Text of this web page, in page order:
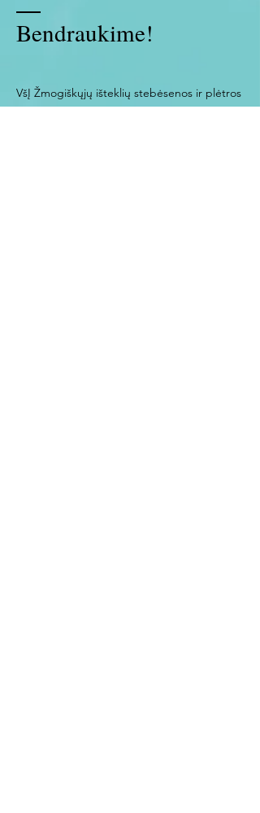
Bendraukime!
VšĮ Žmogiškųjų išteklių stebėsenos ir plėtros
biuras